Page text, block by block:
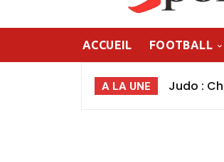
ACCUEIL FOOTBALL
A LA UNE Les